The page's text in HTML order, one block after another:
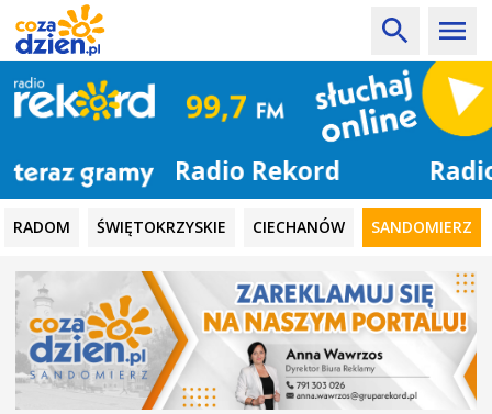
Radio Rekord
RADOM ŚWIĘTOKRZYSKIE CIECHANÓW SANDOMIERZ